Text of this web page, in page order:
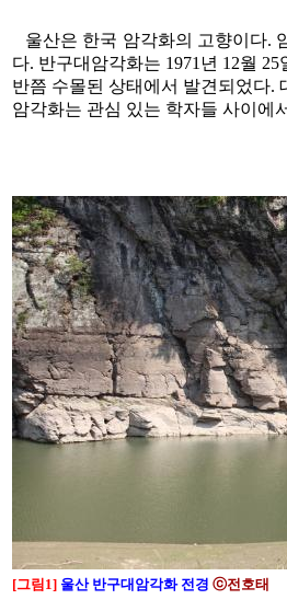
울산은 한국 암각화의 고향이다.
다. 반구대암각화는 1971년 12월
반쯤 수몰된 상태에서 발견되었다.
암각화는 관심 있는 학자들 사이에
[그림1] 울산 반구대암각화전경 ⓒ전호태